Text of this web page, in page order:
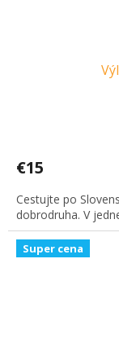
€15
Cestujte po
dobrodruha. V
Super cena